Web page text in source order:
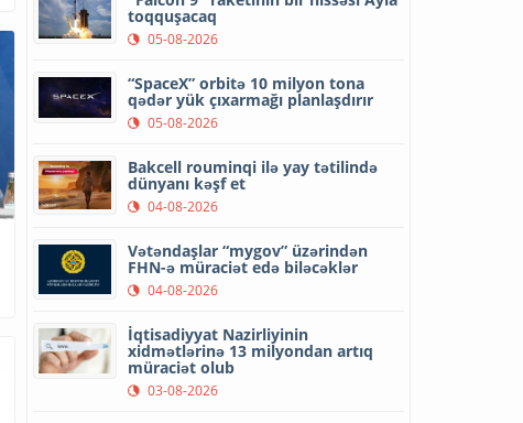
toqquşacaq
05-08-2026
“SpaceX” orbitə 10 milyon tona
qədər yük çıxarmağı planlaşdırır
05-08-2026
Bakcell rouminqi ilə yay tətilində
dünyanı kəşf et
04-08-2026
Vətəndaşlar “mygov” üzərindən
FHN-ə müraciət edə biləcəklər
04-08-2026
İqtisadiyyat Nazirliyinin
xidmətlərinə 13 milyondan artıq
müraciət olub
03-08-2026